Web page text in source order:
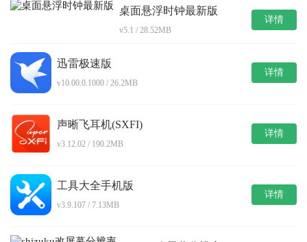
桌面悬浮时钟最新版
v5.1 / 28.52MB
详情
迅雷极速版
v10.00.0.1000 / 26.2MB
详情
声晰飞耳机(SXFI)
v3.12.02 / 190.2MB
详情
工具大全手机版
v3.9.107 / 7.13MB
详情